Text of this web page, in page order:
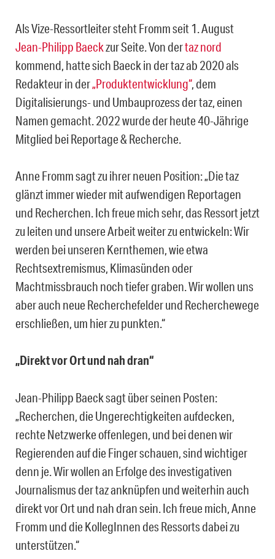
Als Vize-Ressortleiter steht Fromm seit 1. August
Jean-Philipp Baeckzur Seite. Von dertaz nord
kommend, hatte sich Baeck in der taz ab 2020 als
Redakteur in der„Produktentwicklung“, dem
Digitalisierungs- und Umbauprozess der taz, einen
Namen gemacht. 2022 wurde der heute 40-Jährige
Mitglied bei Reportage & Recherche.
Anne Fromm sagt zu ihrer neuen Position: „Die taz
glänzt immer wieder mit aufwendigen Reportagen
und Recherchen. Ich freue mich sehr, das Ressort jetzt
zu leiten und unsere Arbeit weiter zu entwickeln: Wir
werden bei unseren Kernthemen, wie etwa
Rechtsextremismus, Klimasünden oder
Machtmissbrauch noch tiefer graben. Wir wollen uns
aber auch neue Recherchefelder und Recherchewege
erschließen, um hier zu punkten.“
„Direkt vor Ort und nah dran“
Jean-Philipp Baeck sagt über seinen Posten:
„Recherchen, die Ungerechtigkeiten aufdecken,
rechte Netzwerke offenlegen, und bei denen wir
Regierenden auf die Finger schauen, sind wichtiger
denn je. Wir wollen an Erfolge des investigativen
Journalismus der taz anknüpfen und weiterhin auch
direkt vor Ort und nah dran sein. Ich freue mich, Anne
Fromm und die KollegInnen des Ressorts dabei zu
unterstützen.“